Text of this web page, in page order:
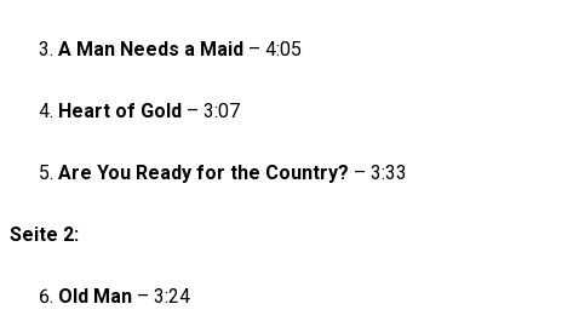
A Man Needs a Maid – 4:05
Heart of Gold – 3:07
Are You Ready for the Country? – 3:33
Seite 2:
Old Man – 3:24